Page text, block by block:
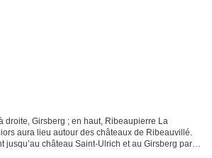
droite, Girsberg ; en haut, Ribeaupierre La
aura lieu autour des châteaux de Ribeauvillé.
jusqu’au château Saint-Ulrich et au Girsberg par